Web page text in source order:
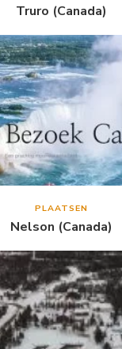
Truro (Canada)
PLAATSEN
Nelson (Canada)